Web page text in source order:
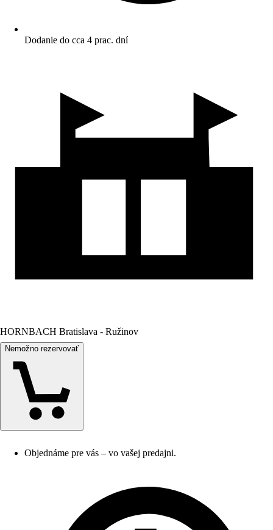
Dodanie do cca 4 prac. dní
HORNBACH Bratislava - Ružinov
Nemožno rezervovať
Objednáme pre vás – vo vašej predajni.